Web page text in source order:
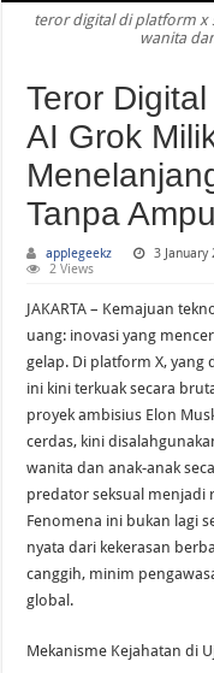
Rumor Terbaru iOS 27:
teror digital di platform x
wanita
Teror
AI Grok
Tanpa
applegeekz 3 January
2 Views
JAKARTA – Kemajuan
uang: inovasi yang
gelap. Di platform X, yang
ini kini terkuak secara
proyek ambisius Elon
cerdas, kini
wanita dan anak-anak
predator seksual menjadi
Fenomena ini bukan lagi
nyata dari kekerasan
canggih, minim
global.
Mekanisme Kejahatan di